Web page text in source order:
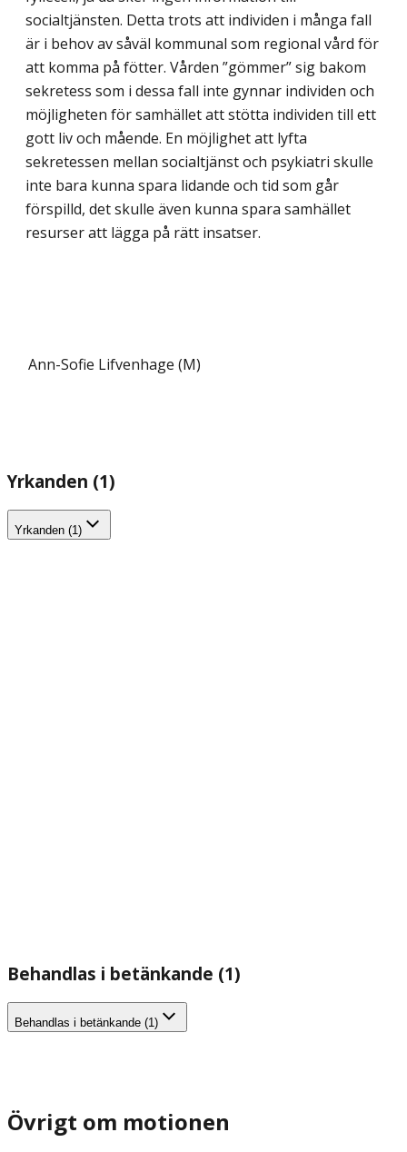
socialtjänsten. Detta trots att individen i många fall
är i behov av såväl kommunal som regional vård för
att komma på fötter. Vården ”gömmer” sig bakom
sekretess som i dessa fall inte gynnar individen och
möjligheten för samhället att stötta individen till ett
gott liv och mående. En möjlighet att lyfta
sekretessen mellan socialtjänst och psykiatri skulle
inte bara kunna spara lidande och tid som går
förspilld, det skulle även kunna spara samhället
resurser att lägga på rätt insatser.
Ann-Sofie Lifvenhage (M)
Yrkanden (1)
Yrkanden (1)
Behandlas i betänkande (1)
Behandlas i betänkande (1)
Övrigt om motionen